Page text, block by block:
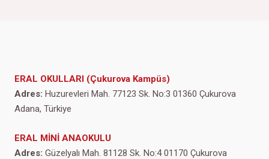
ERAL OKULLARI (Çukurova Kampüs)
Adres: Huzurevleri Mah. 77123 Sk. No:3 01360 Çukurova
Adana, Türkiye
ERAL MİNİ ANAOKULU
Adres: Güzelyalı Mah. 81128 Sk. No:4 01170 Çukurova